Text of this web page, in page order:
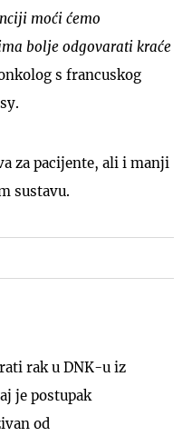
moći ćemo
bolje odgovarati kraće
s francuskog
za pacijente, ali i manji
sustavu.
rak u DNK-u iz
je postupak
od